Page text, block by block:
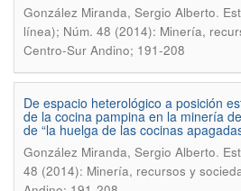
González Miranda, Sergio Alberto.
línea); Núm. 48 (2014): Minería,
Centro-Sur Andino; 191-208
De espacio heterológico a posición
de la cocina pampina en la minería
de “la huelga de las cocinas
González Miranda, Sergio Alberto.
48 (2014): Minería, recursos y